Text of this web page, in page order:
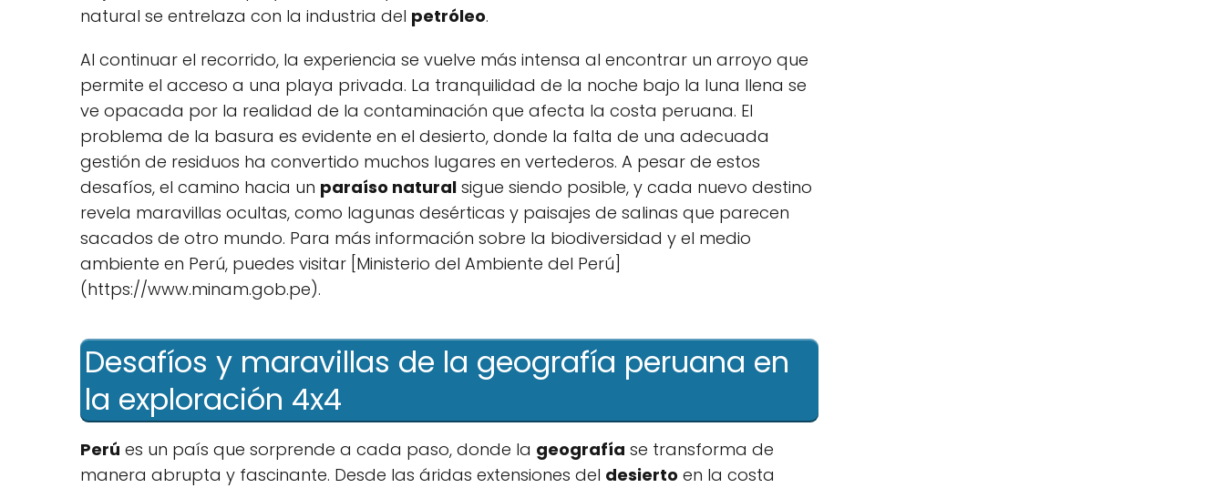
natural se⁤ entrelaza con la industria del petróleo.
Al continuar el recorrido, la experiencia se‍ vuelve más intensa al encontrar un arroyo que
permite el acceso ⁤a‍ una playa privada. ​La tranquilidad de ​la noche bajo la luna llena se ​
ve opacada por la realidad de la contaminación​ que afecta la costa peruana. El
problema⁤ de la basura es evidente en el desierto, donde la falta de una adecuada
gestión de residuos ha convertido muchos lugares en vertederos. A pesar de estos
desafíos, ‌el camino hacia un paraíso ‌natural sigue siendo posible, y cada nuevo destino‌
revela maravillas ocultas, como lagunas⁤ desérticas y paisajes de salinas ⁢que parecen
sacados de otro mundo. Para más información sobre la biodiversidad y el medio​
ambiente en Perú, puedes visitar [Ministerio del Ambiente del Perú]
(https://www.minam.gob.pe).
Desafíos​ y ⁤maravillas ​de la geografía peruana en
la exploración 4x4
Perú es un país que sorprende a cada paso, donde la geografía se transforma de
manera abrupta y fascinante. Desde las⁣ áridas extensiones del desierto en la costa